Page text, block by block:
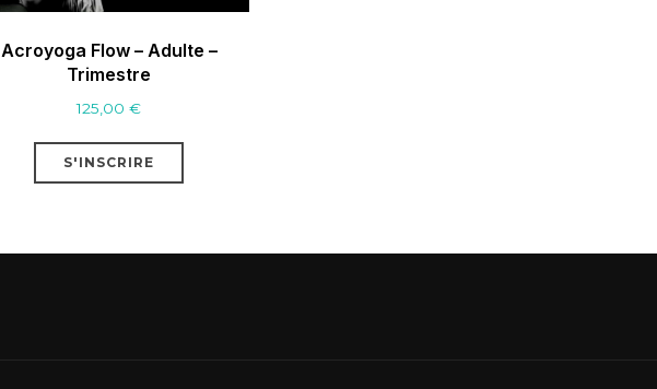
Acroyoga Flow – Adulte –
Trimestre
125,00€
S'INSCRIRE